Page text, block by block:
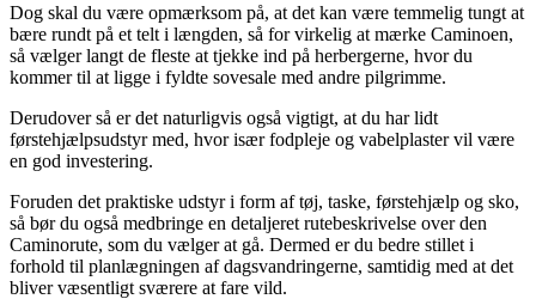
Dog skal du være opmærksom på, at det kan være temmelig tungt at
bære rundt på et telt i længden, så for virkelig at mærke Caminoen,
så vælger langt de fleste at tjekke ind på herbergerne, hvor du
kommer til at ligge i fyldte sovesale med andre pilgrimme.
Derudover så er det naturligvis også vigtigt, at du har lidt
førstehjælpsudstyr med, hvor især fodpleje og vabelplaster vil være
en god investering.
Foruden det praktiske udstyr i form af tøj, taske, førstehjælp og sko,
så bør du også medbringe en detaljeret rutebeskrivelse over den
Caminorute, som du vælger at gå. Dermed er du bedre stillet i
forhold til planlægningen af dagsvandringerne, samtidig med at det
bliver væsentligt sværere at fare vild.